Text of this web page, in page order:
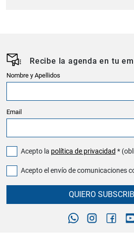
Recibe la agenda en tu
Nombre y Apellidos
Email
Acepto la política de privacidad *
Acepto el envío de comunicaciones
QUIERO